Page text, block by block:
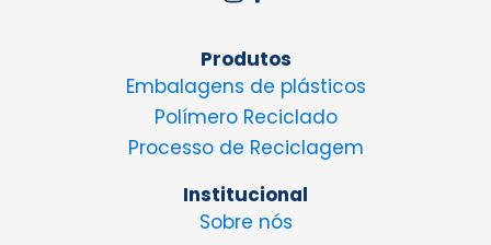
Produtos
Embalagens de plásticos
Polímero Reciclado
Processo de Reciclagem
Institucional
Sobre nós